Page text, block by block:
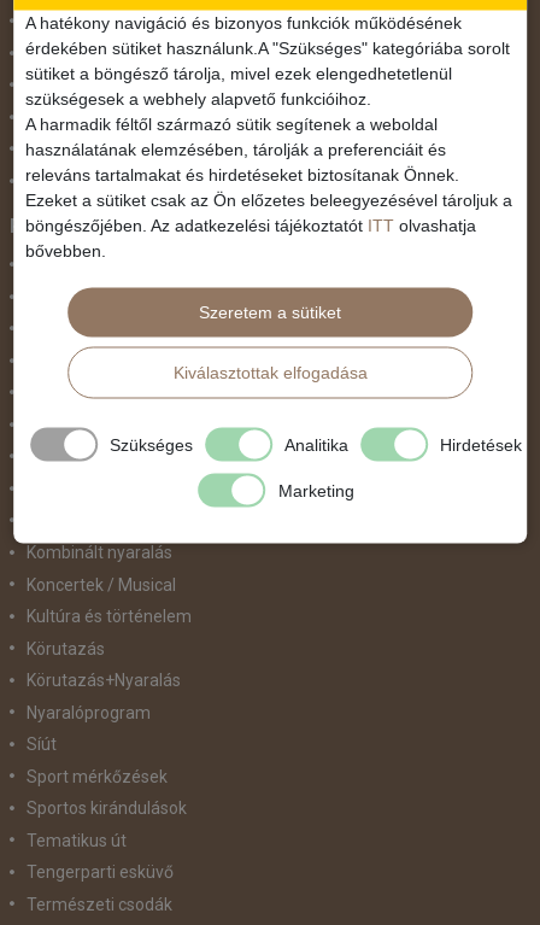
November 1.
Október 23.
Pünkösdi utazás
Szilveszter
Tavaszi szünet
Valentin nap
Programtípus
Belépőjegy
Egyéni út
Egzotikus út
Fesztiválok
Golfút
Gyalogtúra
Kombinált nyaralás
Koncertek / Musical
Kultúra és történelem
Körutazás
Körutazás+Nyaralás
Nyaralóprogram
Síút
Sport mérkőzések
Sportos kirándulások
Tematikus út
Tengerparti esküvő
Természeti csodák
A hatékony navigáció és bizonyos funkciók működésének
érdekében sütiket használunk.A "Szükséges" kategóriába sorolt
sütiket a böngésző tárolja, mivel ezek elengedhetetlenül
szükségesek a webhely alapvető funkcióihoz.
A harmadik féltől származó sütik segítenek a weboldal
használatának elemzésében, tárolják a preferenciáit és
releváns tartalmakat és hirdetéseket biztosítanak Önnek.
Ezeket a sütiket csak az Ön előzetes beleegyezésével tároljuk a
böngészőjében. Az adatkezelési tájékoztatót ITT olvashatja
bővebben.
Szeretem a sütiket
Kiválasztottak elfogadása
Szükséges Analitika Hirdetések
Marketing